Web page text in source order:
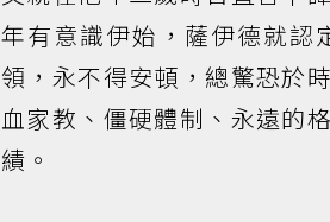
年有意識伊始，薩伊德就認
領，永不得安頓，總驚恐於
血家教、僵硬體制、永遠的
績。